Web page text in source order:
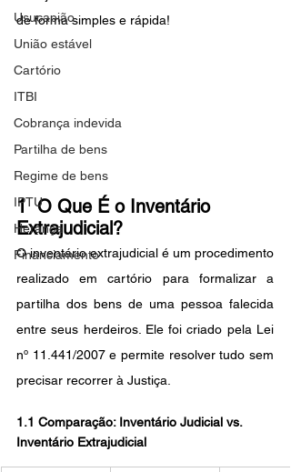
Usucapião
União estável
Cartório
ITBI
Cobrança indevida
Partilha de bens
Regime de bens
IPTU
Herança
Financiamento
de forma simples e rápida!
1  O Que É o Inventário
Extrajudicial?
O inventário extrajudicial é um procedimento
realizado em cartório para formalizar a
partilha dos bens de uma pessoa falecida
entre seus herdeiros. Ele foi criado pela Lei
nº 11.441/2007 e permite resolver tudo sem
precisar recorrer à Justiça.
1.1 Comparação: Inventário Judicial vs.
Inventário Extrajudicial